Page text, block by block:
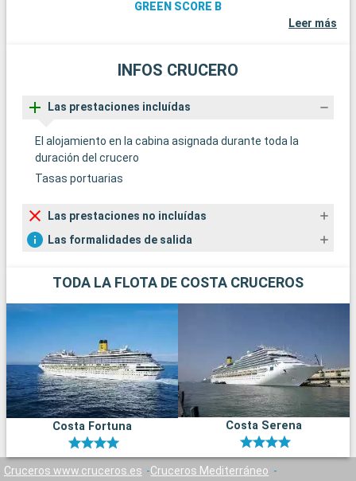
GREEN SCORE B
Leer más
INFOS CRUCERO
Las prestaciones incluídas
El alojamiento en la cabina asignada durante toda la
duración del crucero
Tasas portuarias
Las prestaciones no incluídas
Las formalidades de salida
TODA LA FLOTA DE COSTA CRUCEROS
Costa Fortuna Costa Serena
Cruceros www.cruceros.es
Cruceros Mediterráneo